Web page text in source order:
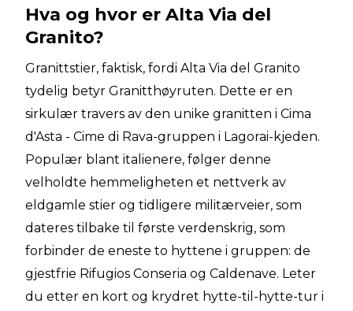
Hva og hvor er Alta Via del
Granito?
Granittstier, faktisk, fordi Alta Via del Granito
tydelig betyr Granitthøyruten. Dette er en
sirkulær travers av den unike granitten i Cima
d'Asta - Cime di Rava-gruppen i Lagorai-kjeden.
Populær blant italienere, følger denne
velholdte hemmeligheten et nettverk av
eldgamle stier og tidligere militærveier, som
dateres tilbake til første verdenskrig, som
forbinder de eneste to hyttene i gruppen: de
gjestfrie Rifugios Conseria og Caldenave. Leter
du etter en kort og krydret hytte-til-hytte-tur i